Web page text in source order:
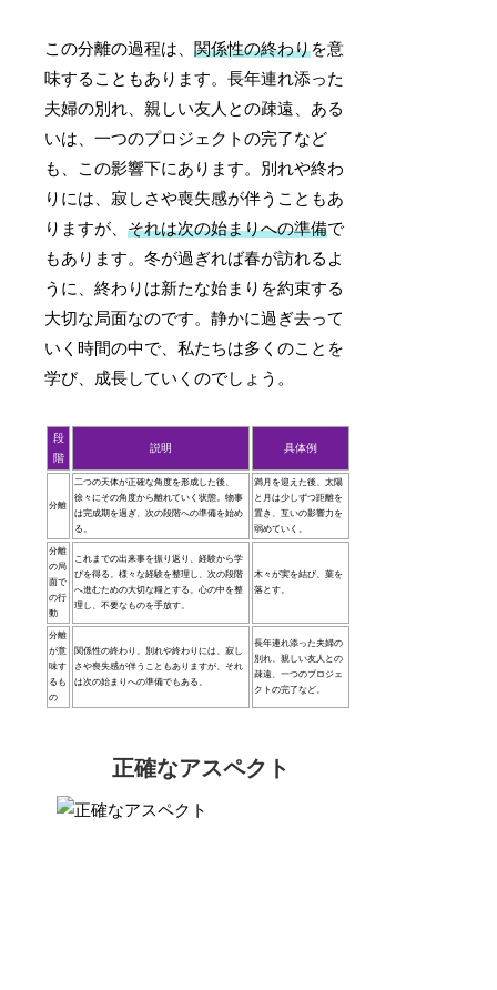
この分離の過程は、関係性の終わりを意
味することもあります。長年連れ添った
夫婦の別れ、親しい友人との疎遠、ある
いは、一つのプロジェクトの完了など
も、この影響下にあります。別れや終わ
りには、寂しさや喪失感が伴うこともあ
りますが、それは次の始まりへの準備で
もあります。冬が過ぎれば春が訪れるよ
うに、終わりは新たな始まりを約束する
大切な局面なのです。静かに過ぎ去って
いく時間の中で、私たちは多くのことを
学び、成長していくのでしょう。
段
階
説明 具体例
分離
二つの天体が正確な角度を形成した後、
徐々にその角度から離れていく状態。物事
は完成期を過ぎ、次の段階への準備を始め
る。
満月を迎えた後、太陽
と月は少しずつ距離を
置き、互いの影響力を
弱めていく。
分離
の局
面で
の行
動
これまでの出来事を振り返り、経験から学
びを得る。様々な経験を整理し、次の段階
へ進むための大切な糧とする。心の中を整
理し、不要なものを手放す。
木々が実を結び、葉を
落とす。
分離
が意
味す
るも
の
関係性の終わり。別れや終わりには、寂し
さや喪失感が伴うこともありますが、それ
は次の始まりへの準備でもある。
長年連れ添った夫婦の
別れ、親しい友人との
疎遠、一つのプロジェ
クトの完了など。
正確なアスペクト